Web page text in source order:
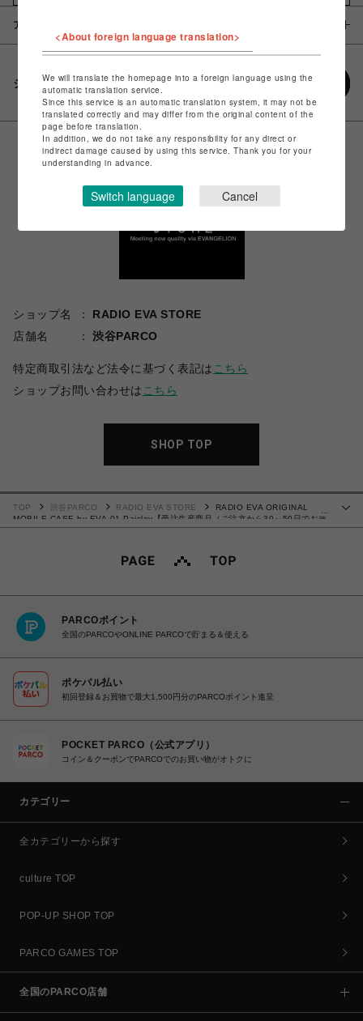
アイテム説明 / 素材
シェアする
ショップ名
RADIO EVA STORE
店舗名
渋谷PARCO
特定商取引法など法令に基づく表記は こちら
ショップお問い合わせは こちら
SHOP TOP
TOP 渋谷PARCO RADIO EVA STORE
RADIO EVA ORIGINAL
MOBILE CASE by EVA-01 Paisley【受注生産商品（ご注文から30～50日でお届
け予定）】
PARCOポイント
全国のPARCOやONLINE PARCOで貯まる＆使える
ポケパル払い
初回登録＆お買物で最大1,500円分のPARCOポイント進呈
POCKET PARCO（公式アプリ）
コイン＆クーポンでPARCOでのお買い物がオトクに
カテゴリー
全カテゴリーから探す
culture TOP
POP-UP SHOP TOP
PARCO GAMES TOP
全国のPARCO店舗
<About foreign language translation>
We will translate the homepage into a foreign language using the
automatic translation service.
Since this service is an automatic translation system, it may not be
translated correctly and may differ from the original content of the
page before translation.
In addition, we do not take any responsibility for any direct or
indirect damage caused by using this service. Thank you for your
understanding in advance.
Switch language Cancel